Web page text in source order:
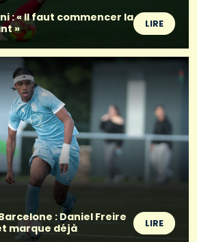
: « Il faut commencer la
»
LIRE
: Daniel Freire
marque déjà
LIRE